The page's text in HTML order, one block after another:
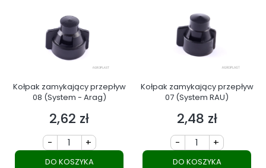
Kołpak zamykający przepływ
08 (System - Arag)
Cena
2,62 zł
- +
DO KOSZYKA
Kołpak zamykający przepływ
07 (System RAU)
Cena
2,48 zł
- +
DO KOSZYKA